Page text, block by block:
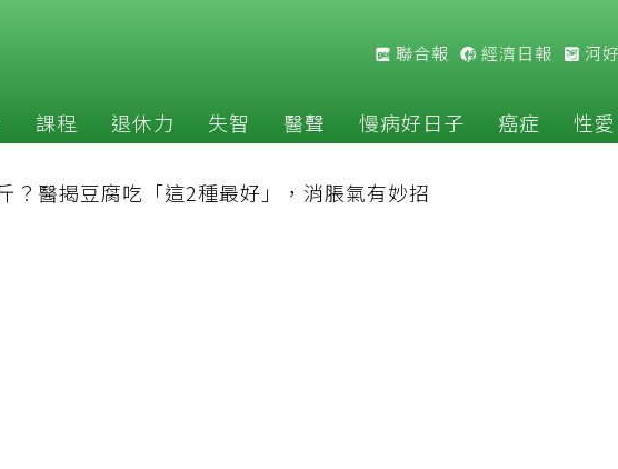
聯合報 經濟日報 河
課程 退休力 失智 醫聲 慢病好日子 癌症 性愛
？醫揭豆腐吃「這2種最好」，消脹氣有妙招